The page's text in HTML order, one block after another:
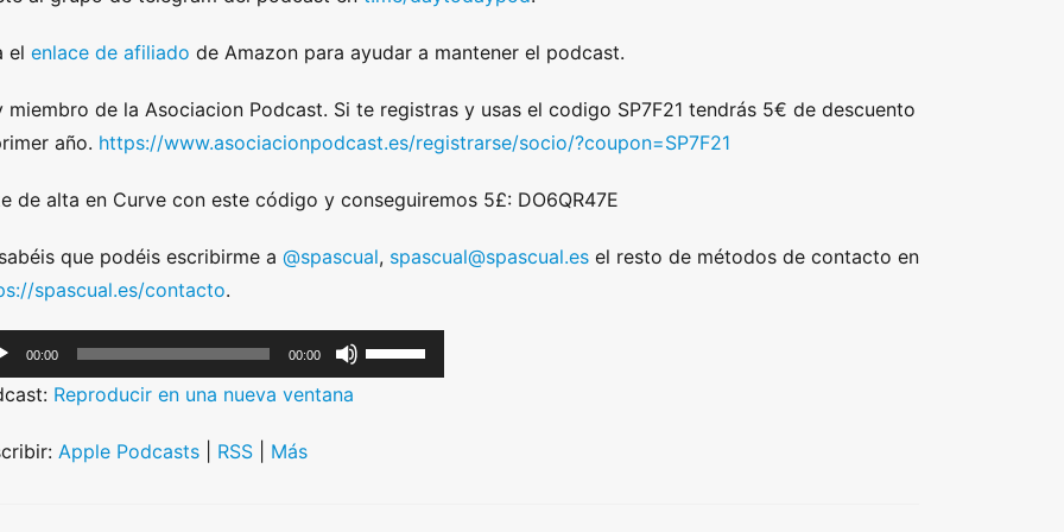
el enlace de afiliado de Amazon para ayudar a mantener el podcast.
miembro de la Asociacion Podcast. Si te registras y usas el codigo SP7F21 tendrás 5€ de descuento
año. https://www.asociacionpodcast.es/registrarse/socio/?coupon=SP7F21
de alta en Curve con este código y conseguiremos 5£: DO6QR47E
que podéis escribirme a @spascual, spascual@spascual.es el resto de métodos de contacto en
spascual.es/contacto.
00:00 00:00
U
s
Reproducir en una nueva ventana
Apple Podcasts RSS Más